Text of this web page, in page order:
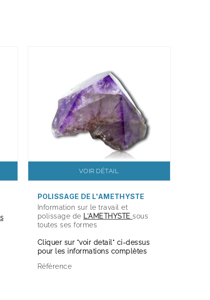
VOIR DÉTAIL
POLISSAGE DE L'AMETHYSTE
Information sur le travail et
polissage de L'AMETHYSTEsous
toutes ses formes
Cliquer sur "voir detail" ci-dessus
pour les informations complètes
Référence